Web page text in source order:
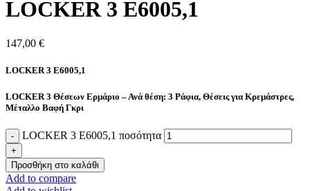
LOCKER 3 E6005,1
147,00 €
LOCKER 3 E6005,1
LOCKER 3 Θέσεων Ερμάριο – Ανά θέση: 3 Ράφια, Θέσεις για Κρεμάστρες,
Μέταλλο Βαφή Γκρι
LOCKER 3 E6005,1 ποσότητα
Προσθήκη στο καλάθι
Add to compare